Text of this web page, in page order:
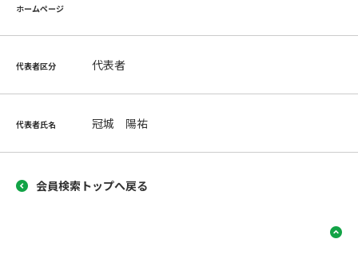
ホームページ
代表者区分 代表者
代表者氏名 冠城 陽祐
会員検索トップへ戻る